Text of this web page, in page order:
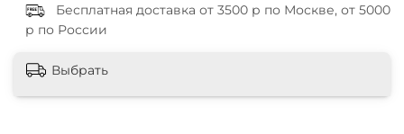
Бесплатная доставка от 3500 р по Москве, от 5000
р по России
Выбрать